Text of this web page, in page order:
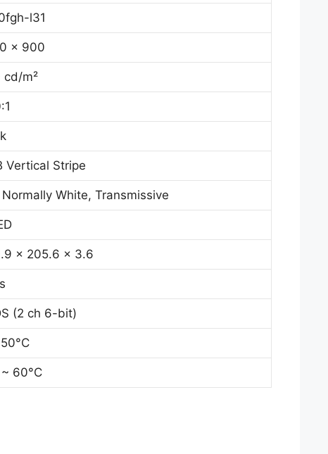
l31
x 900
cd/m²
Vertical Stripe
White, Transmissive
x 205.6 x 3.6
(2 ch 6-bit)
60°C